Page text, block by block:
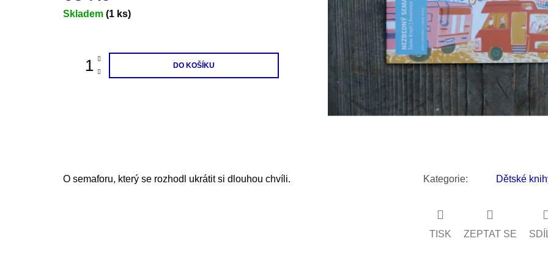
Měrná
Skladem (1 ks)
DO KOŠÍKU
O semaforu, který se rozhodl ukrátit si dlouhou chvíli. Kategorie: Dětské
TISK ZEPTAT SE
200 Kč
300 Kč
Původně:
350